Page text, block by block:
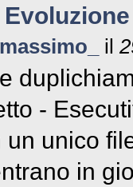
massimo_ il
-
un unico
in